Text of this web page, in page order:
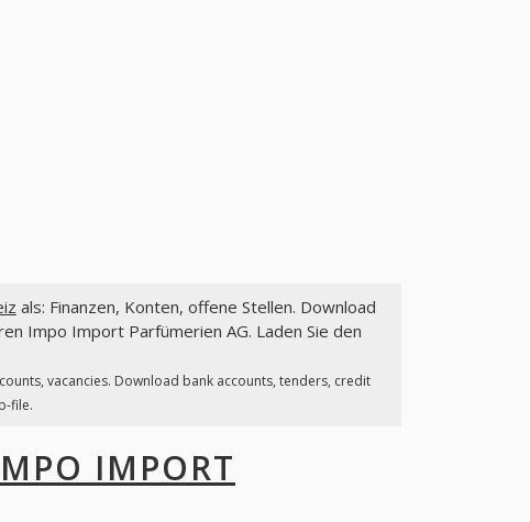
als: Finanzen, Konten, offene Stellen. Download
Impo Import Parfümerien AG. Laden Sie den
vacancies. Download bank accounts, tenders, credit
file.
IMPORT